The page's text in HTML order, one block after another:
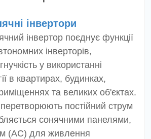
інвертори
інвертор поєднує функції
інверторів,
у використанні
в квартирах, будинках,
та великих об'єктах.
постійний струм
сонячними панелями,
(AC) для живлення